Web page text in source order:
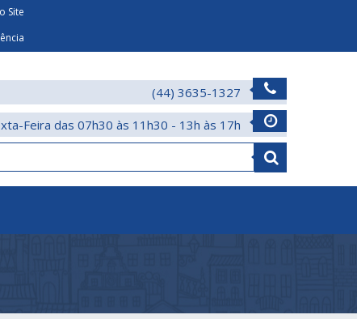
Site
(44) 3635-1327
Feira das 07h30 às 11h30 - 13h às 17h